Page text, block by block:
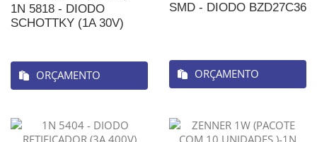
1N 5818 - DIODO
SCHOTTKY (1A 30V)
ORÇAMENTO
SMD - DIODO BZD27C36
ORÇAMENTO